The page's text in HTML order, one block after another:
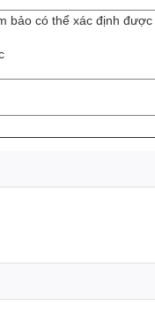
bảo có thể xác định